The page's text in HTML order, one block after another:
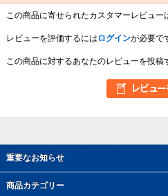
重要なお知らせ
商品カテゴリー
この商品に寄せられたカスタマーレビュー
レビューを評価するには ログインが必要で
この商品に対するあなたのレビューを投稿